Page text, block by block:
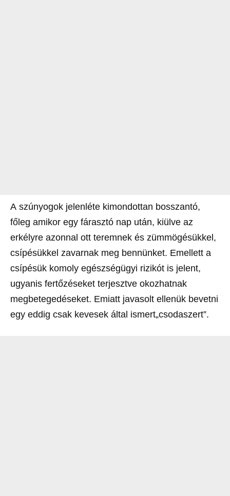
A szúnyogok jelenléte kimondottan bosszantó,
főleg amikor egy fárasztó nap után, kiülve az
erkélyre azonnal ott teremnek és zümmögésükkel,
csípésükkel zavarnak meg bennünket. Emellett a
csípésük komoly egészségügyi rizikót is jelent,
ugyanis fertőzéseket terjesztve okozhatnak
megbetegedéseket. Emiatt javasolt ellenük bevetni
egy eddig csak kevesek által ismert„csodaszert”.